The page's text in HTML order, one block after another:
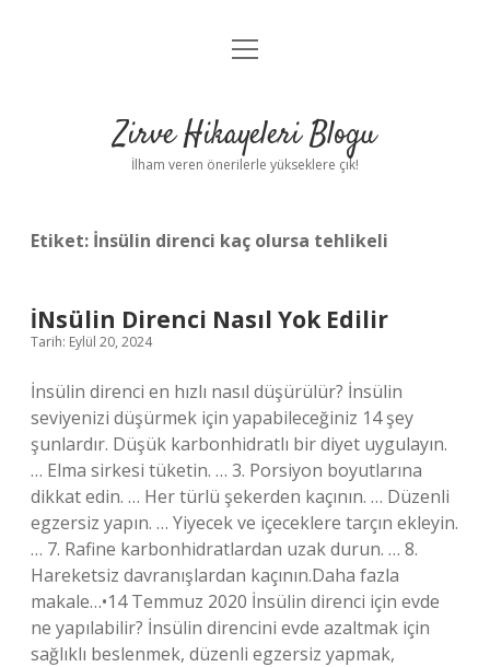
Anasayfa
Yasal Uyarı
menüyü
Zirve Hikayeleri Blogu
İlham veren önerilerle yükseklere çık!
Etiket: İnsülin direnci kaç olursa tehlikeli
İNsülin Direnci Nasıl Yok Edilir
Tarih: Eylül 20, 2024
İnsülin direnci en hızlı nasıl düşürülür? İnsülin
seviyenizi düşürmek için yapabileceğiniz 14 şey
şunlardır. Düşük karbonhidratlı bir diyet uygulayın.
… Elma sirkesi tüketin. … 3. Porsiyon boyutlarına
dikkat edin. … Her türlü şekerden kaçının. … Düzenli
egzersiz yapın. … Yiyecek ve içeceklere tarçın ekleyin.
… 7. Rafine karbonhidratlardan uzak durun. … 8.
Hareketsiz davranışlardan kaçının.Daha fazla
makale…•14 Temmuz 2020 İnsülin direnci için evde
ne yapılabilir? İnsülin direncini evde azaltmak için
sağlıklı beslenmek, düzenli egzersiz yapmak,